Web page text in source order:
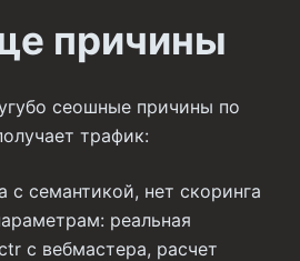
причины
сеошные причины по
трафик:
с семантикой, нет скоринга
реальная
с вебмастера, расчет